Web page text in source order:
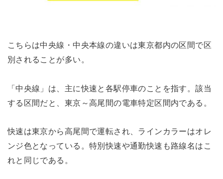
こちらは中央線・中央本線の違いは東京都内の区間で区
別されることが多い。
「中央線」は、主に快速と各駅停車のことを指す。該当
する区間だと、東京～高尾間の電車特定区間内である。
快速は東京から高尾間で運転され、ラインカラーはオレ
ンジ色となっている。特別快速や通勤快速も路線名はこ
れと同じである。